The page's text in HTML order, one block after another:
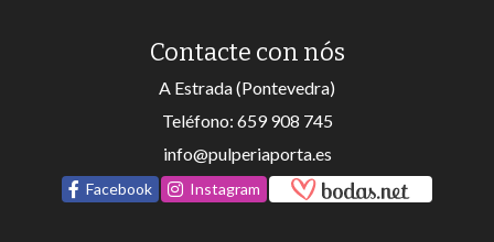
Contacte con nós
A Estrada (Pontevedra)
Teléfono: 659 908 745
info@pulperiaporta.es
Facebook Instagram